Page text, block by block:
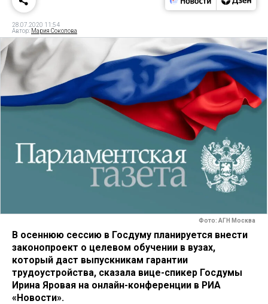
28.07.2020 11:54
Автор: Мария Соколова
Фото: АГН Москва
В осеннюю сессию в Госдуму планируется внести
законопроект о целевом обучении в вузах,
который даст выпускникам гарантии
трудоустройства, сказала вице-спикер Госдумы
Ирина Яровая на онлайн-конференции в РИА
«Новости».